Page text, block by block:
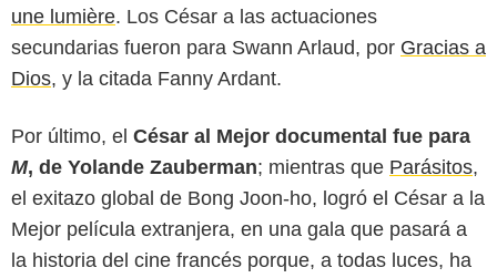
une lumière. Los César a las actuaciones
secundarias fueron para Swann Arlaud, por Gracias a
Dios, y la citada Fanny Ardant.
Por último, el César al Mejor documental fue para
M, de Yolande Zauberman; mientras que Parásitos,
el exitazo global de Bong Joon-ho, logró el César a la
Mejor película extranjera, en una gala que pasará a
la historia del cine francés porque, a todas luces, ha